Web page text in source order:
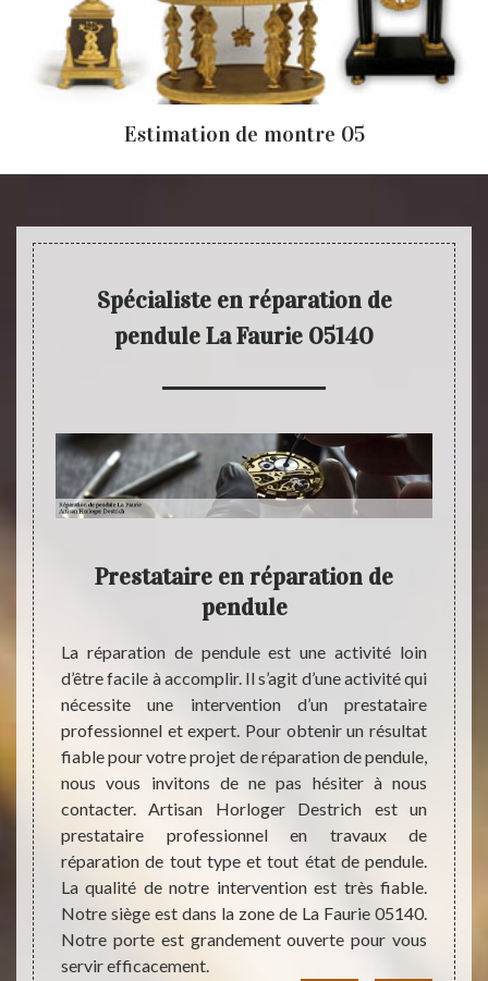
Estimation de montre 05
Spécialiste en réparation de
pendule La Faurie 05140
vie
bien
le
si
Et
de
de
le
Prestataire en réparation de
pendule
La réparation de pendule est une activité loin
d’être facile à accomplir. Il s’agit d’une activité qui
nécessite une intervention d’un prestataire
professionnel et expert. Pour obtenir un résultat
fiable pour votre projet de réparation de pendule,
nous vous invitons de ne pas hésiter à nous
contacter. Artisan Horloger Destrich est un
prestataire professionnel en travaux de
réparation de tout type et tout état de pendule.
La qualité de notre intervention est très fiable.
Notre siège est dans la zone de La Faurie 05140.
Notre porte est grandement ouverte pour vous
servir efficacement.
de
de
mise